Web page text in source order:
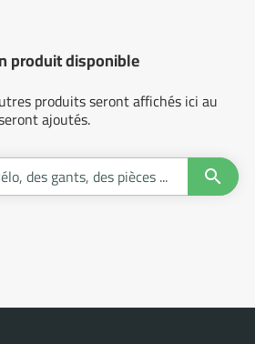
produit disponible
produits seront affichés ici au
ajoutés.

Je